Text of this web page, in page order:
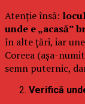
Atenție însă:
unde e „acasă”
în alte țări, iar
Coreea (așa-
semn puternic,
Verifică